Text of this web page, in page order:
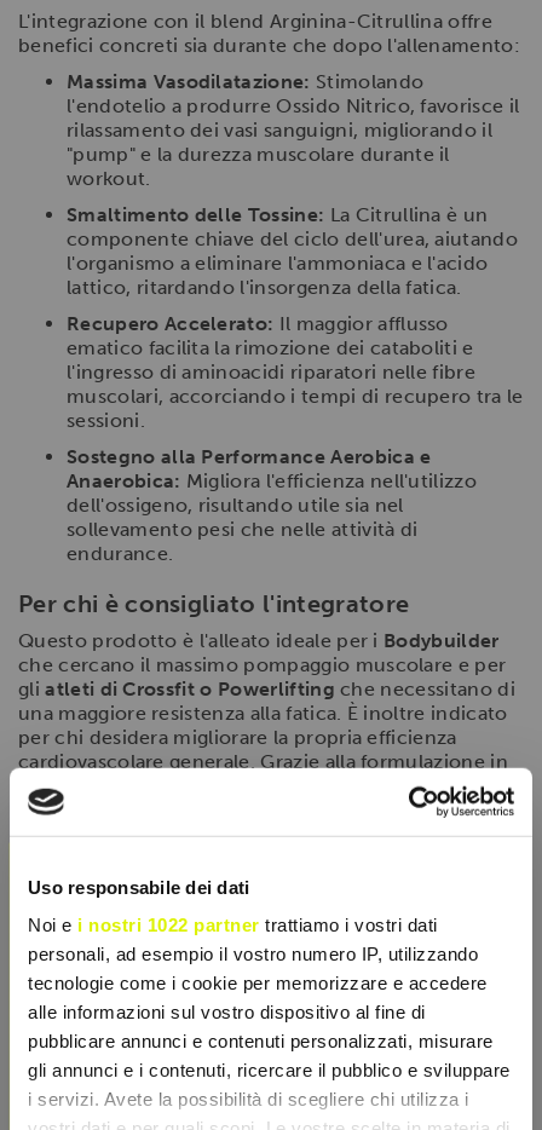
×
Uso responsabile dei dati
Noi e i nostri 1022 partner trattiamo i vostri dati
personali, ad esempio il vostro numero IP, utilizzando
tecnologie come i cookie per memorizzare e accedere
alle informazioni sul vostro dispositivo al fine di
pubblicare annunci e contenuti personalizzati, misurare
gli annunci e i contenuti, ricercare il pubblico e sviluppare
i servizi. Avete la possibilità di scegliere chi utilizza i
L'integrazione con il blend Arginina-Citrullina offre
benefici concreti sia durante che dopo l'allenamento:
Massima Vasodilatazione: Stimolando
l'endotelio a produrre Ossido Nitrico, favorisce il
rilassamento dei vasi sanguigni, migliorando il
"pump" e la durezza muscolare durante il
workout.
Smaltimento delle Tossine: La Citrullina è un
componente chiave del ciclo dell'urea, aiutando
l'organismo a eliminare l'ammoniaca e l'acido
lattico, ritardando l'insorgenza della fatica.
Recupero Accelerato: Il maggior afflusso
ematico facilita la rimozione dei cataboliti e
l'ingresso di aminoacidi riparatori nelle fibre
muscolari, accorciando i tempi di recupero tra le
sessioni.
Sostegno alla Performance Aerobica e
Anaerobica: Migliora l'efficienza nell'utilizzo
dell'ossigeno, risultando utile sia nel
sollevamento pesi che nelle attività di
endurance.
Per chi è consigliato l'integratore
Questo prodotto è l'alleato ideale per i Bodybuilder
che cercano il massimo pompaggio muscolare e per
gliatleti di Crossfit o Powerlifting che necessitano di
una maggiore resistenza alla fatica. È inoltre indicato
per chi desidera migliorare la propria efficienza
cardiovascolare generale. Grazie alla formulazione in
compresse, è pratico da trasportare e facile da dosare
prima di ogni sessione in palestra.
Si consiglia l'assunzione di 2-4 compresse al giorno,
preferibilmente 30-45 minuti prima dell'attività fisica,
con abbondante acqua. Nei giorni di riposo, può
essere assunto al mattino per mantenere stabili i livelli
di ossido nitrico e favorire la salute vascolare.
SCHEDA TECNICA